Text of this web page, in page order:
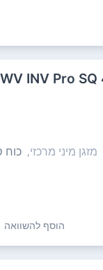
מזגן מיני מרכזי, כוח
הוסף להשוואה